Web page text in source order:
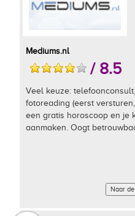
Mediums.nl
/ 8.5
Veel keuze:
fotoreading (eerst
een gratis horoscoop en je
aanmaken. Oogt
Naar